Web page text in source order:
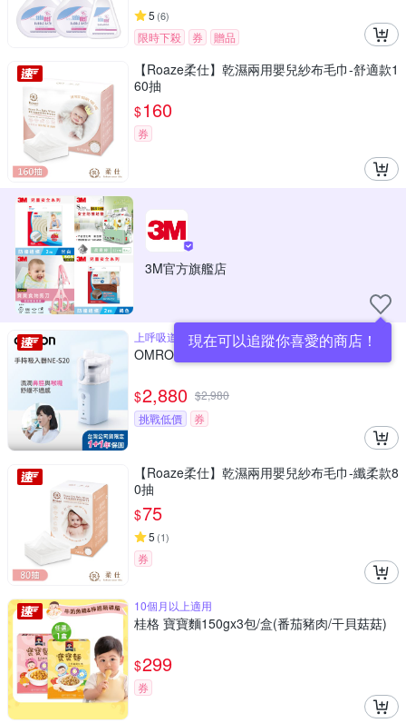
5 (6)
限時下殺 券 贈品
【Roaze柔仕】乾濕兩用嬰兒紗布毛巾-舒適款1
60抽
$160
券
3M官方旗艦店
現在可以追蹤你喜愛的商店！
上呼吸道最適的噴霧治療
OMRON歐姆龍手持吸入器NE-S20
$2,880 $2,980
挑戰低價
券
【Roaze柔仕】乾濕兩用嬰兒紗布毛巾-纖柔款8
0抽
$75
5 (1)
券
10個月以上適用
桂格 寶寶麵150gx3包/盒(番茄豬肉/干貝菇菇)
$299
券